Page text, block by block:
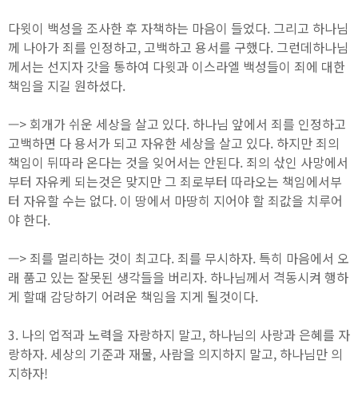
다윗이 백성을 조사한 후 자책하는 마음이 들었다. 그리고 하나님
께 나아가 죄를 인정하고, 고백하고 용서를 구했다. 그런데하나님
께서는 선지자 갓을 통하여 다윗과 이스라엘 백성들이 죄에 대한
책임을 지길 원하셨다.
—> 회개가 쉬운 세상을 살고 있다. 하나님 앞에서 죄를 인정하고
고백하면 다 용서가 되고 자유한 세상을 살고 있다. 하지만 죄의
책임이 뒤따라 온다는 것을 잊어서는 안된다. 죄의 삯인 사망에서
부터 자유케 되는것은 맞지만 그 죄로부터 따라오는 책임에서부
터 자유할 수는 없다. 이 땅에서 마땅히 지어야 할 죄값을 치루어
야 한다.
—> 죄를 멀리하는 것이 최고다. 죄를 무시하자. 특히 마음에서 오
래 품고 있는 잘못된 생각들을 버리자. 하나님께서 격동시켜 행하
게 할때 감당하기 어려운 책임을 지게 될것이다.
3. 나의 업적과 노력을 자랑하지 말고, 하나님의 사랑과 은혜를 자
랑하자. 세상의 기준과 재물, 사람을 의지하지 말고, 하나님만 의
지하자!